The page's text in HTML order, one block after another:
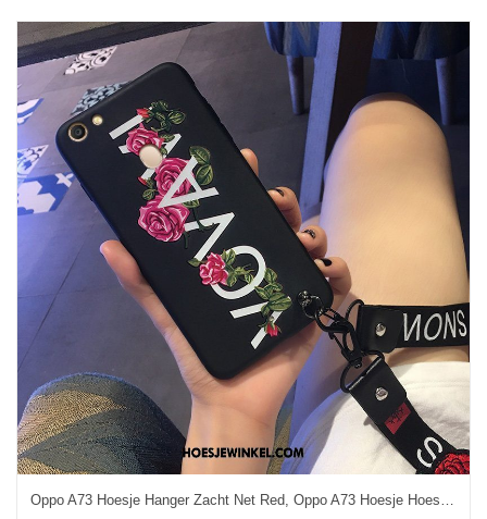
Oppo A73 Hoesje Hanger Zacht Net Red, Oppo A73 Hoesje Hoes Zwart